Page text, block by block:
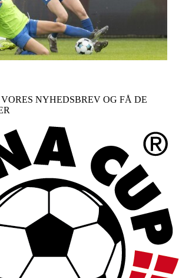
NYHEDSBREV OG FÅ DE